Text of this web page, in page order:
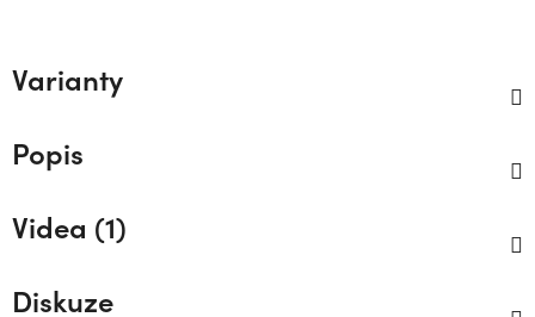
Varianty
Popis
Videa (1)
Diskuze